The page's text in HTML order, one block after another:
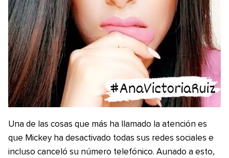
Una de las cosas que más ha llamado la atención es
que Mickey ha desactivado todas sus redes sociales e
incluso canceló su número telefónico. Aunado a esto,